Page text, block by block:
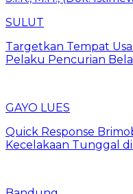
SULUT
Targetkan Tempat
Pelaku Pencurian
GAYO LUES
Quick Response
Kecelakaan Tunggal